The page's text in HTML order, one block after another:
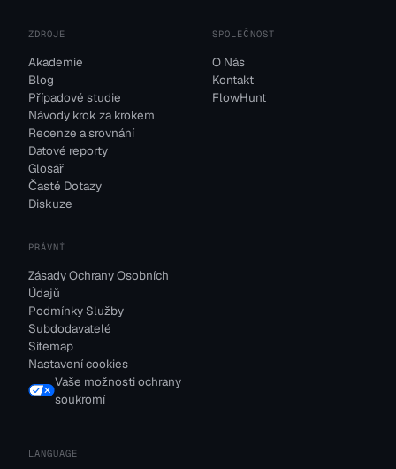
ZDROJE
Akademie
Blog
Případové studie
Návody krok za krokem
Recenze a srovnání
Datové reporty
Glosář
Časté Dotazy
Diskuze
SPOLEČNOST
O Nás
Kontakt
FlowHunt
PRÁVNÍ
Zásady Ochrany Osobních
Údajů
Podmínky Služby
Subdodavatelé
Sitemap
Nastavení cookies
Vaše možnosti ochrany
soukromí
LANGUAGE